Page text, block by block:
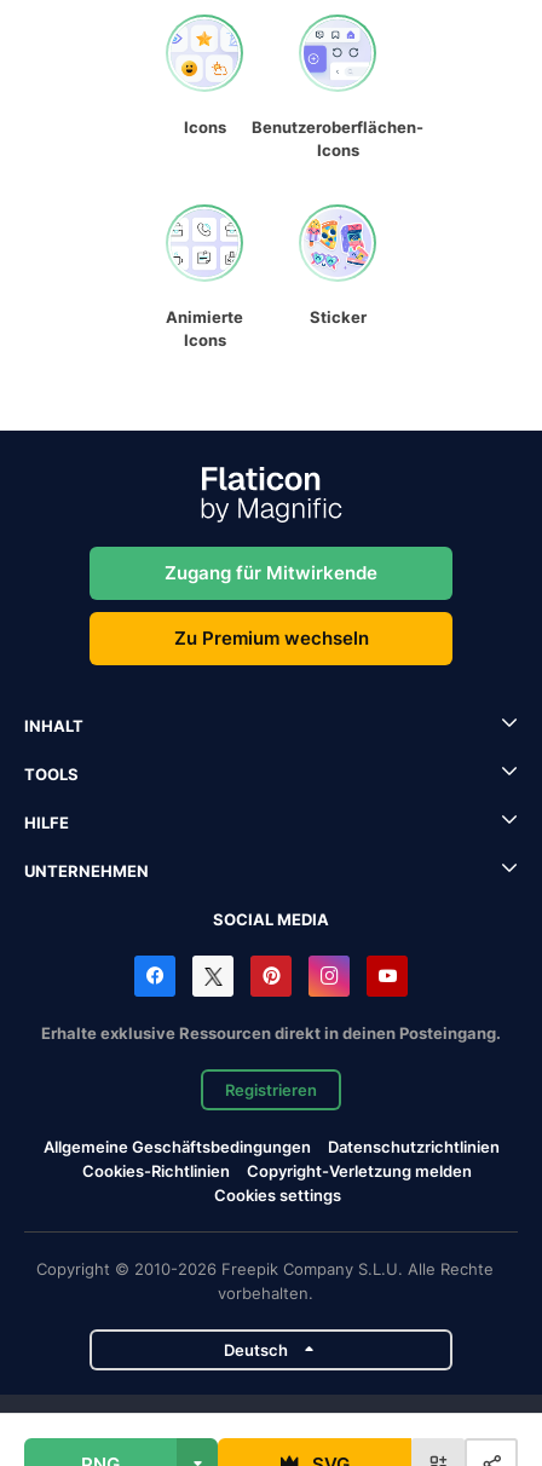
Icons
Benutzeroberflächen-
Icons
Animierte
Icons
Sticker
Zugang für Mitwirkende
Zu Premium wechseln
INHALT
TOOLS
HILFE
UNTERNEHMEN
SOCIAL MEDIA
Erhalte exklusive Ressourcen direkt in deinen Posteingang.
Registrieren
Allgemeine Geschäftsbedingungen
Datenschutzrichtlinien
Cookies-Richtlinien
Copyright-Verletzung melden
Cookies settings
Copyright © 2010-2026 Freepik Company S.L.U. Alle Rechte
vorbehalten.
Deutsch